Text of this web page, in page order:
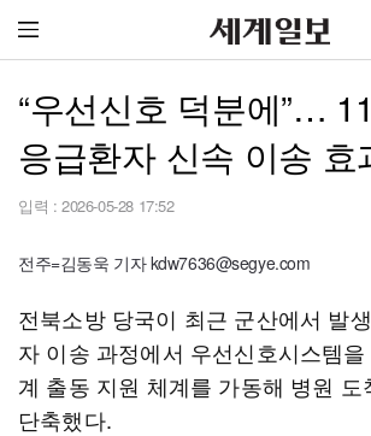
“우선신호 덕분에”…
응급환자 신속 이송 효
입력 : 2026-05-28 17:52
전주=김동욱 기자 kdw7636@segye.com
전북소방 당국이 최근 군산에서 발
자 이송 과정에서 우선신호시스템
계 출동 지원 체계를 가동해 병원 도
단축했다.